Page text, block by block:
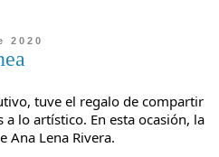
2020
tuve el regalo de compartir
lo artístico. En esta ocasión, la
Ana Lena Rivera.